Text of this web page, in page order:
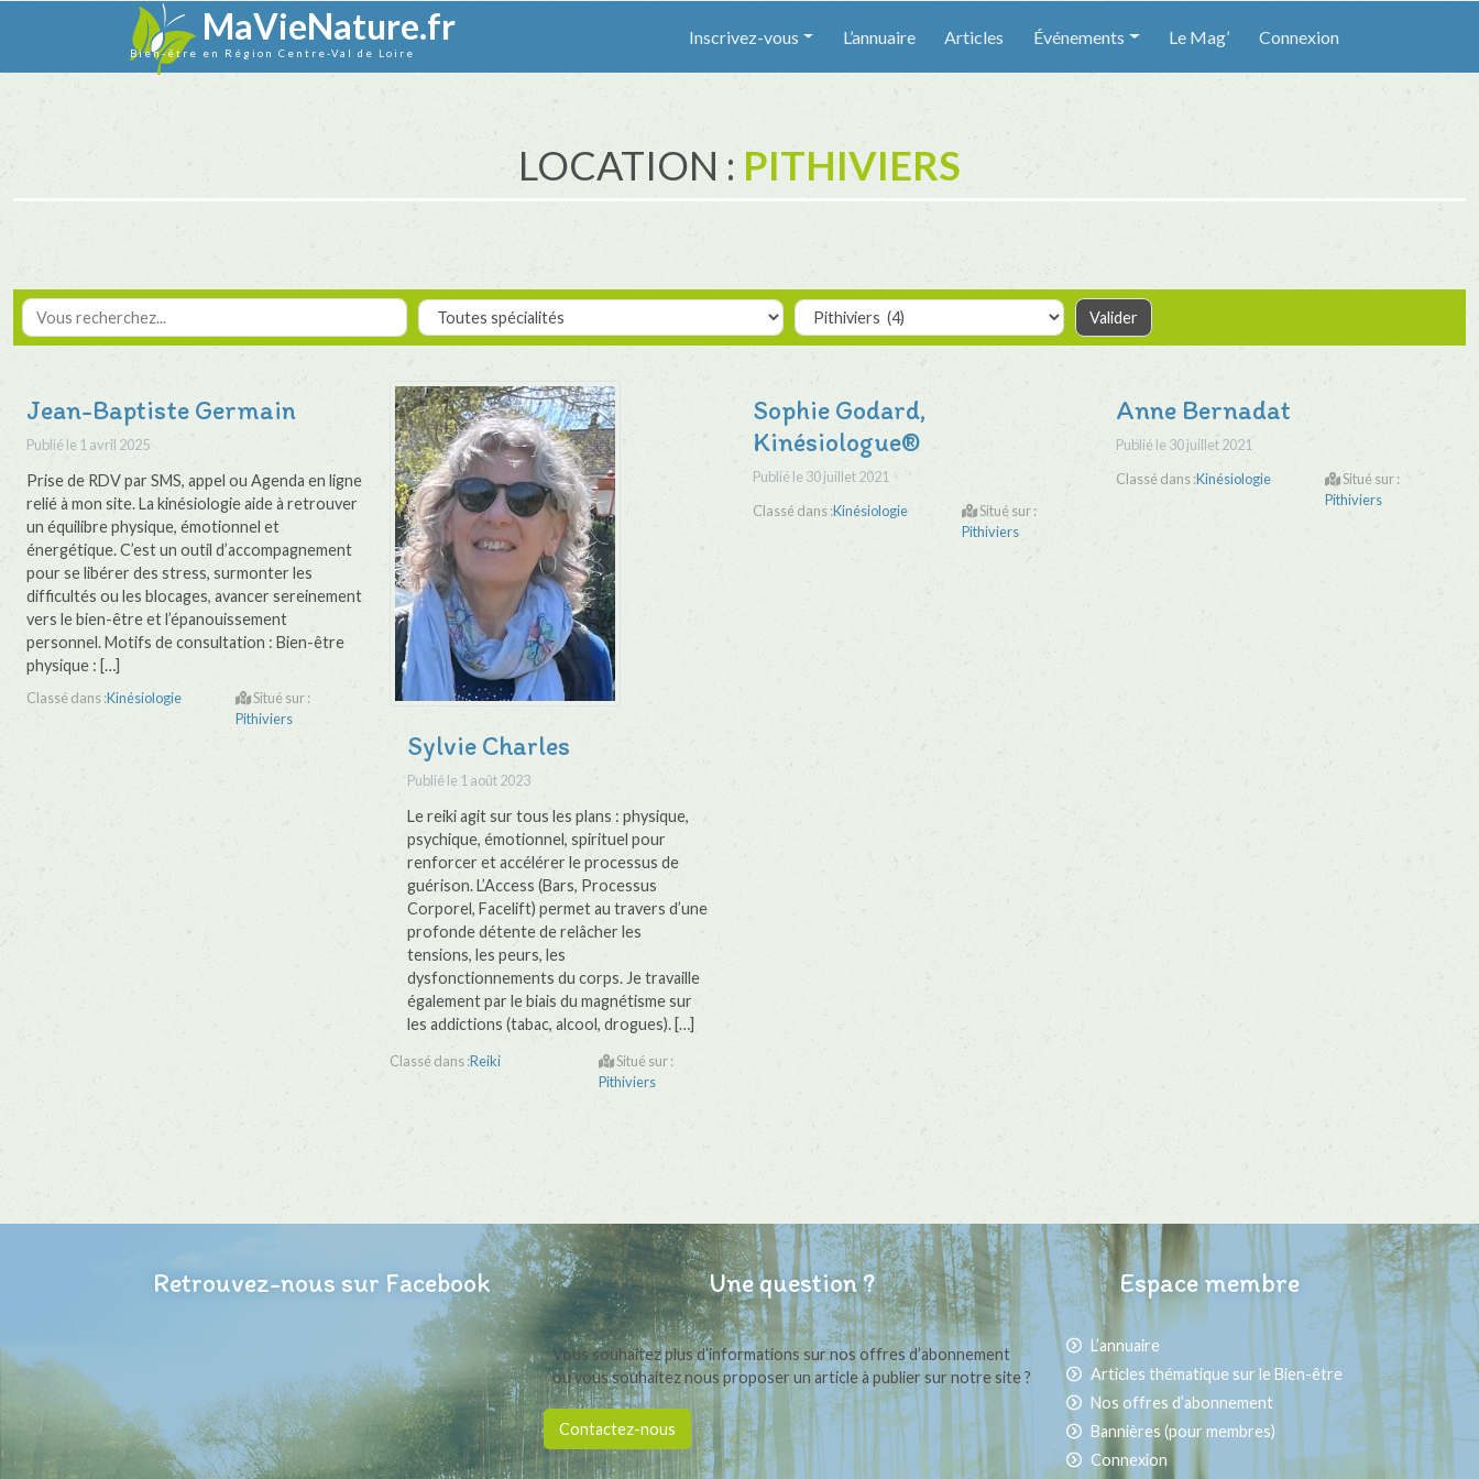
MaVieNature.fr
Bien-être en Région Centre-Val de Loire
Inscrivez-vous L’annuaire Articles Événements Le Mag’ Connexion
LOCATION : PITHIVIERS
Jean-Baptiste Germain
Publié le 1 avril 2025
Prise de RDV par SMS, appel ou Agenda en ligne
relié à mon site. La kinésiologie aide à retrouver
un équilibre physique, émotionnel et
énergétique. C’est un outil d’accompagnement
pour se libérer des stress, surmonter les
difficultés ou les blocages, avancer sereinement
vers le bien-être et l’épanouissement
personnel. Motifs de consultation : Bien-être
physique : […]
Classé dans :Kinésiologie
Situé sur :
Pithiviers
Sylvie Charles
Publié le 1 août 2023
Le reiki agit sur tous les plans : physique,
psychique, émotionnel, spirituel pour
renforcer et accélérer le processus de
guérison. L’Access (Bars, Processus
Corporel, Facelift) permet au travers d’une
profonde détente de relâcher les
tensions, les peurs, les
dysfonctionnements du corps. Je travaille
également par le biais du magnétisme sur
les addictions (tabac, alcool, drogues). […]
Classé dans :Reiki
Situé sur :
Pithiviers
Sophie Godard,
Kinésiologue®
Publié le 30 juillet 2021
Classé dans :Kinésiologie
Situé sur :
Pithiviers
Anne Bernadat
Publié le 30 juillet 2021
Classé dans :Kinésiologie
Situé sur :
Pithiviers
Retrouvez-nous sur Facebook Une question ?
Vous souhaitez plus d’informations sur nos offres d’abonnement
ou vous souhaitez nous proposer un article à publier sur notre site ?
Contactez-nous
Espace membre
L’annuaire
Articles thématique sur le Bien-être
Nos offres d’abonnement
Bannières (pour membres)
Connexion